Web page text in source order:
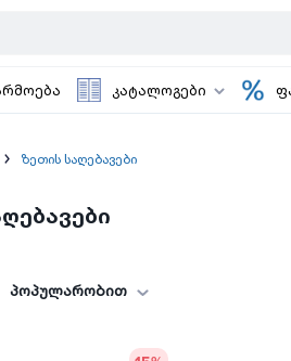
კატალოგები
ზეთის საღებავები
პოპულარობით